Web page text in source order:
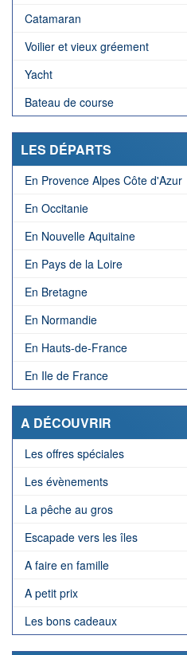
Catamaran
Voilier et vieux gréement
Yacht
Bateau de course
LES DÉPARTS
En Provence Alpes Côte d'Azur
En Occitanie
En Nouvelle Aquitaine
En Pays de la Loire
En Bretagne
En Normandie
En Hauts-de-France
En Ile de France
A DÉCOUVRIR
Les offres spéciales
Les évènements
La pêche au gros
Escapade vers les îles
A faire en famille
A petit prix
Les bons cadeaux